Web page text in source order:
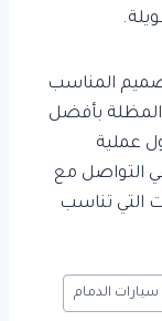
المناسب
المظلة بأفضل
عملية
التواصل مع
التي تناسب
الدمام